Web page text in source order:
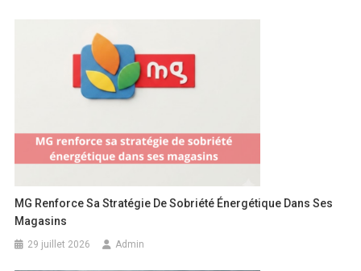
MG Renforce Sa Stratégie De Sobriété Énergétique Dans Ses
Magasins
29 juillet 2026 Admin